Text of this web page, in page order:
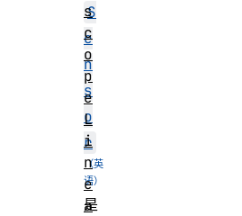
S
e
n
s
o
r
是
s
c
o
p
e
L
i
n
e
a